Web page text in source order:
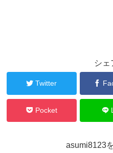
シェ
Twitter
Pocket
asumi8123